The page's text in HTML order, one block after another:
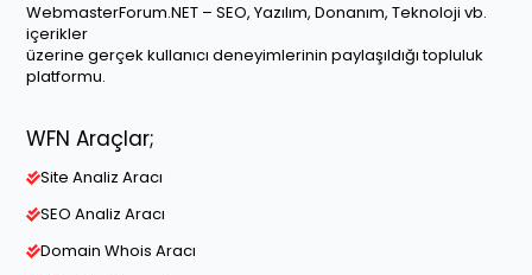
WebmasterForum.NET – SEO, Yazılım, Donanım, Teknoloji vb.
içerikler
üzerine gerçek kullanıcı deneyimlerinin paylaşıldığı topluluk
platformu.
WFN Araçlar;
Site Analiz Aracı
SEO Analiz Aracı
Domain Whois Aracı